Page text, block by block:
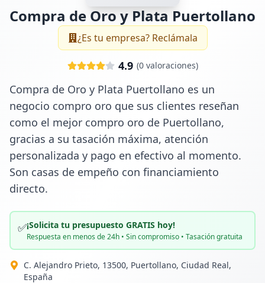
Compra de Oro y Plata Puertollano
¿Es tu empresa? Reclámala
4.9 (0valoraciones)
Compra de Oro y Plata Puertollano es un
negocio compro oro que sus clientes reseñan
como el mejor compro oro de Puertollano,
gracias a su tasación máxima, atención
personalizada y pago en efectivo al momento.
Son casas de empeño con financiamiento
directo.
✅¡Solicita tu presupuesto GRATIS hoy!
Respuesta en menos de 24h • Sin compromiso • Tasación gratuita
C. Alejandro Prieto, 13500, Puertollano, Ciudad Real,
España